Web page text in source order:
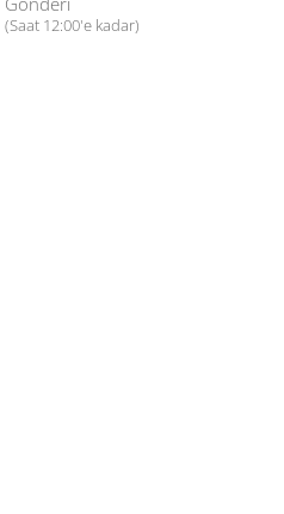
(Saat 12:00'e kadar)